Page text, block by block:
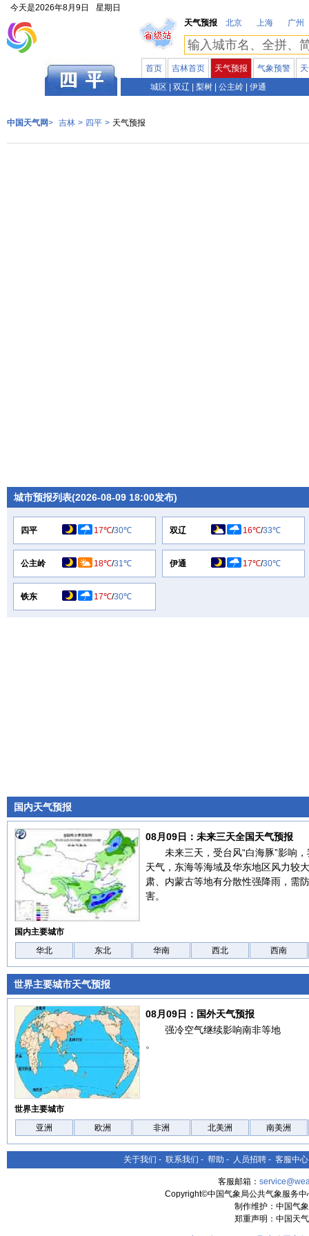
今天是2026年8月9日
星期日
天气预报
北京 上海 广州
首页 吉林首页 天气预报 气象预警
城区
双辽 梨树 公主岭 伊通
中国天气网> 吉林 > 四平 > 天气预报
城市预报列表(2026-08-09 18:00发布)
四平 17℃/30℃ 双辽 16℃/33℃
公主岭 18℃/31℃ 伊通 17℃/30℃
铁东 17℃/30℃
国内天气预报
08月09日：未来三天全国天气预报
未来三天，受台风“白海豚”影响
天气，东海等海域及华东地区风力较
肃、内蒙古等地有分散性强降雨，需
害。
国内主要城市
华北
东北 华南 西北 西南
世界主要城市天气预报
08月09日：国外天气预报
强冷空气继续影响南非等地
。
世界主要城市
亚洲
欧洲 非洲 北美洲 南美洲
关于我们 - 联系我们 - 帮助 - 人员招聘 - 客服中心
客服邮箱：
Copyright©中国气象局公共气象服务
制作维护：中国气
郑重声明：中国天